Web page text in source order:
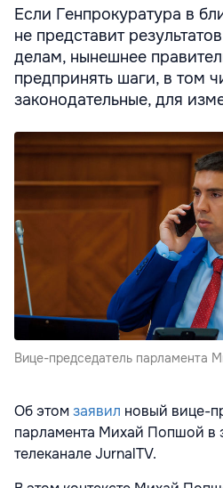
Если Генпрокуратура в
не представит
делам, нынешнее
предпринять шаги, в том
законодательные, для
Вице-председатель парламента
Об этомзаявил новый вице-
парламента Михай Попшой в
телеканале JurnalTV.